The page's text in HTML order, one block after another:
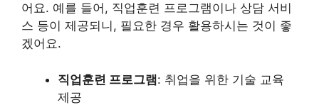
어요. 예를 들어, 직업훈련 프로그램이나 상담 서비
스 등이 제공되니, 필요한 경우 활용하시는 것이 좋
겠어요.
직업훈련 프로그램: 취업을 위한 기술 교육
제공